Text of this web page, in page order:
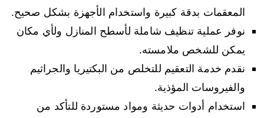
المعقمات بدقة كبيرة واستخدام الأجهزة بشكل صحيح.
نوفر عملية تنظيف شاملة لأسطح المنازل ولأي مكان
يمكن للشخص ملامسته.
نقدم خدمة التعقيم للتخلص من البكتيريا والجراثيم
والفيروسات المؤذية.
استخدام أدوات حديثة ومواد مستوردة للتأكد من